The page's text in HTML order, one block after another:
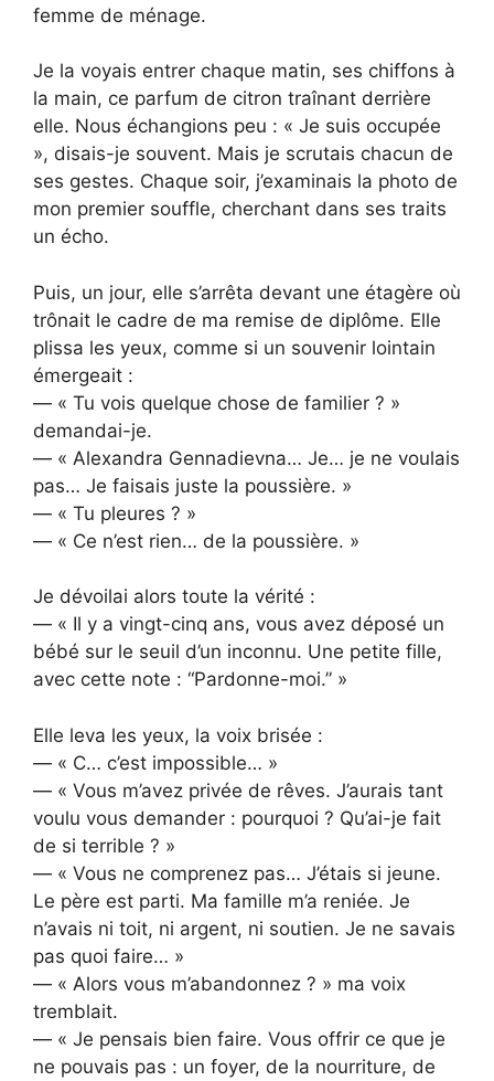
femme de ménage.
Je la voyais entrer chaque matin, ses chiffons à
la main, ce parfum de citron traînant derrière
elle. Nous échangions peu : « Je suis occupée
», disais-je souvent. Mais je scrutais chacun de
ses gestes. Chaque soir, j’examinais la photo de
mon premier souffle, cherchant dans ses traits
un écho.
Puis, un jour, elle s’arrêta devant une étagère où
trônait le cadre de ma remise de diplôme. Elle
plissa les yeux, comme si un souvenir lointain
émergeait :
— « Tu vois quelque chose de familier ? »
demandai-je.
— « Alexandra Gennadievna… Je… je ne voulais
pas… Je faisais juste la poussière. »
— « Tu pleures ? »
— « Ce n’est rien… de la poussière. »
Je dévoilai alors toute la vérité :
— « Il y a vingt-cinq ans, vous avez déposé un
bébé sur le seuil d’un inconnu. Une petite fille,
avec cette note : “Pardonne-moi.” »
Elle leva les yeux, la voix brisée :
— « C… c’est impossible… »
— « Vous m’avez privée de rêves. J’aurais tant
voulu vous demander : pourquoi ? Qu’ai-je fait
de si terrible ? »
— « Vous ne comprenez pas… J’étais si jeune.
Le père est parti. Ma famille m’a reniée. Je
n’avais ni toit, ni argent, ni soutien. Je ne savais
pas quoi faire… »
— « Alors vous m’abandonnez ? » ma voix
tremblait.
— « Je pensais bien faire. Vous offrir ce que je
ne pouvais pas : un foyer, de la nourriture, de